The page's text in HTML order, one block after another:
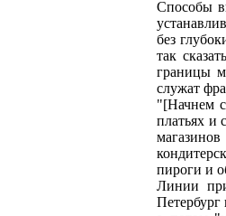
Способы
без
так
границы
служат
"[Начнем с
платьях и
пироги и
Линии